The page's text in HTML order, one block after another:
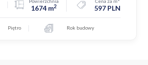
1674 m2 597 PLN
Piętro Rok budowy